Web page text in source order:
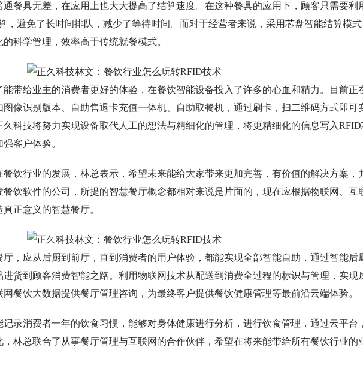
具无差，在应用上也大大提高了结算速度。在这种餐具的应用下，顾客只需要利
，避免了长时间排队，减少了等待时间。而对于经营者来说，采用芯盘智能结算模式
科学管理，效率高于传统就餐模式。
给业主的消费者更好的体验，在餐饮智能设备投入了许多的心血和精力。目前正
像识别版本、自助售退卡充值一体机、自助取餐机，通过刷卡，扫二维码方式即可
科技将努力实现设备取代人工的想法与精细化的管理，将更精细化的信息写入RFID
客户体验。
行业的发展，林总表示，希望未来能给大家带来更加完善，有价值的解决方案，
饮软件的公司，所提的智慧餐厅概念都相对来说是片面的，现在应根据物联网、互
正意义的智慧餐厅。
应从后厨到前厅，直到消费者的用户体验，都能实现全部智能自助，通过智能后
货到顾客消费智能之路。利用物联网技术从配送到消费全过程的标识与管理，实现
餐饮大数据提供餐厅管理咨询，为最终客户提供餐饮健康管理等最前沿云端体验。
消费者一年的饮食习惯，能够对身体健康进行分析，进行饮食管理，通过云平台
林总联合了从事餐厅管理与互联网的合作伙伴，希望在将来能带给所有餐饮行业的